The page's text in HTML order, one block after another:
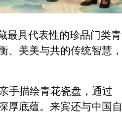
最具代表性的珍品门类青
、美美与共的传统智慧，
手描绘青花瓷盘，通过
厚底蕴。来宾还与中国自